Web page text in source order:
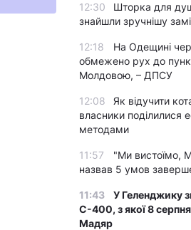
12:30
Шторка для
знайшли зручнішу
12:18
На Одещині
обмежено рух до
Молдовою, – ДПСУ
12:08
Як відучити
власники поділилися
методами
11:57
"Ми вистоїмо,
назвав 5 умов
11:43
У Геленджику
С-400, з якої 8
Мадяр